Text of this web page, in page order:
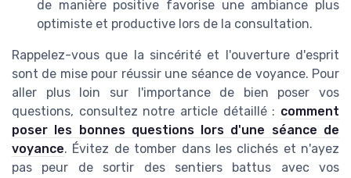
de manière positive favorise une ambiance plus
optimiste et productive lors de la consultation.
Rappelez-vous que la sincérité et l'ouverture d'esprit
sont de mise pour réussir une séance de voyance. Pour
aller plus loin sur l'importance de bien poser vos
questions, consultez notre article détaillé : comment
poser les bonnes questions lors d'une séance de
voyance. Évitez de tomber dans les clichés et n'ayez
pas peur de sortir des sentiers battus avec vos